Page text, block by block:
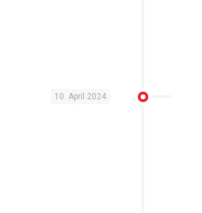
10. April 2024